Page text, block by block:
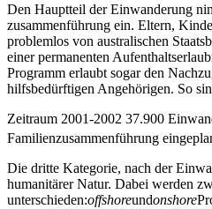
Den Hauptteil der Einwanderung
zusammenführung ein. Eltern,
problemlos von australischen
einer permanenten
Programm erlaubt sogar den
hilfsbedürftigen Angehörigen. So
Zeitraum 2001-2002 37.900
Familienzusammenführung
Die dritte Kategorie, nach der
humanitärer Natur. Dabei werden
unterschieden:offshoreundonshore